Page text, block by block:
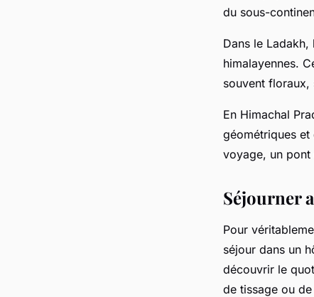
du sous-
Dans le Ladakh,
himalayennes.
souvent floraux,
En Himachal
géométriques
voyage, un pont
Séjourner
Pour
séjour dans un
découvrir le
de tissage ou